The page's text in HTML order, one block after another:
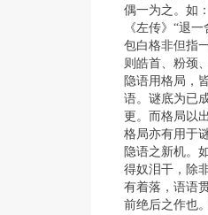
偶一为之。如
《左传》“退
包白格非但指
则皓首、粉颈
隐语用格局，
语。谜底为已
更。而格局以
格局亦有用于
隐语之新机。
得奴泪干，除
有着落，语语
前绝后之作也